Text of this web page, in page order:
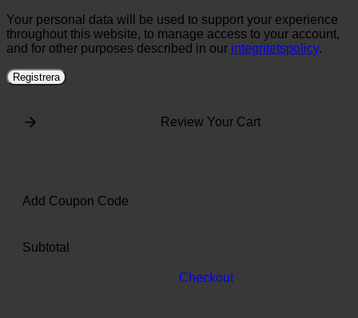
Your personal data will be used to support your experience
throughout this website, to manage access to your account,
and for other purposes described in our integritetspolicy.
Registrera
Review Your Cart
Add Coupon Code
Subtotal
Checkout